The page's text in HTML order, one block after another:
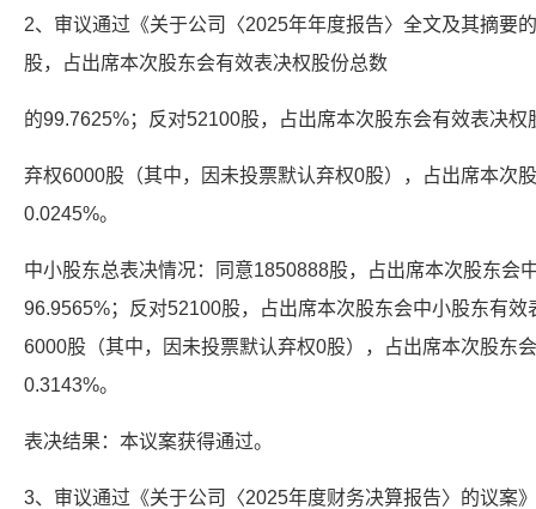
2、审议通过《关于公司〈2025年年度报告〉全文及其摘要
股，占出席本次股东会有效表决权股份总数
的99.7625%；反对52100股，占出席本次股东会有效表决权
弃权6000股（其中，因未投票默认弃权0股），占出席本次
0.0245%。
中小股东总表决情况：同意1850888股，占出席本次股东会
96.9565%；反对52100股，占出席本次股东会中小股东有
6000股（其中，因未投票默认弃权0股），占出席本次股东
0.3143%。
表决结果：本议案获得通过。
3、审议通过《关于公司〈2025年度财务决算报告〉的议案》